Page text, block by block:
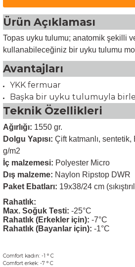
Ürün Açıklaması
Topas uyku tulumu; anatomik şekilli
kullanabileceğiniz bir uyku tulumu
Avantajları
YKK fermuar
Başka bir uyku tulumuyla
Teknik Özellikleri
Ağırlığı: 1550 gr.
Dolgu Yapısı: Çift katmanlı,
g/m2
İç malzemesi: Polyester Micro
Dış malzeme: Naylon Ripstop DWR
Paket Ebatları: 19x38/24 cm
Rahatlık:
Max. Soğuk Testi: -25°C
Rahatlık (Erkekler için): -7°C
Rahatlık (Bayanlar için): -1°C
Comfort kadın: -1 ° C
Comfort erkek: -7 ° C